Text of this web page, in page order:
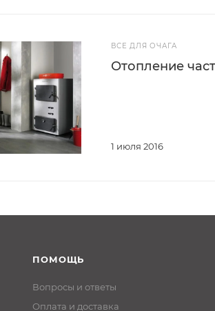
ВСЕ ДЛЯ ОЧАГА
1 июля 2016
Отопление
ПОМОЩЬ
Вопросы и ответы
Оплата и доставка